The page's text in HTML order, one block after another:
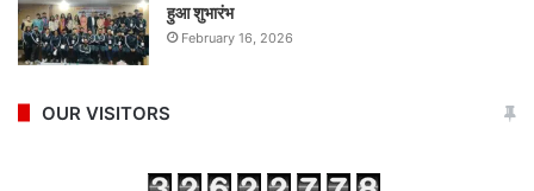
हुआ शुभारंभ
February 16, 2026
OUR VISITORS